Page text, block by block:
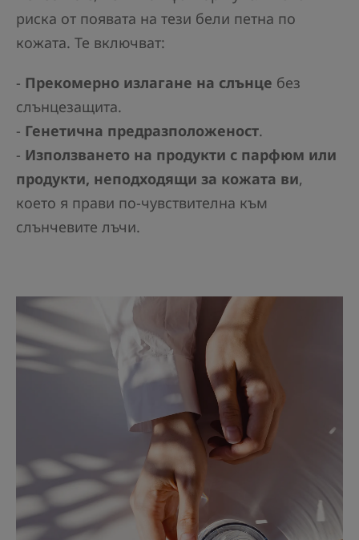
риска от появата на тези бели петна по
кожата. Те включват:
- Прекомерно излагане на слънце без
слънцезащита.
- Генетична предразположеност.
- Използването на продукти с парфюм или
продукти, неподходящи за кожата ви,
което я прави по-чувствителна към
слънчевите лъчи.